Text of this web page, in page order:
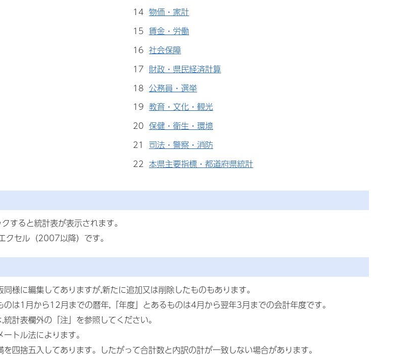
14物価・家計
15賃金・労働
16社会保障
17 財政・県民経済計算
18公務員・選挙
19教育・文化・観光
20保健・衛生・環境
21司法・警察・消防
22本県主要指標・都道府県統計
すると統計表が表示されます。
クセル（2007以降）です。
様に編集してありますが,新たに追加又は削除したものもあります。
は1月から12月までの暦年,「年度」とあるものは4月から翌年3月までの会計年度です。
計表欄外の「注」を参照してください。
トル法によります。
四捨五入してあります。したがって合計数と内訳の計が一致しない場合があります。